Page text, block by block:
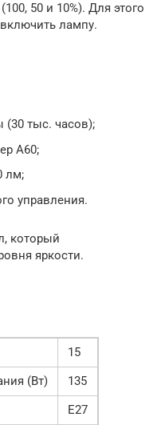
50 и 10%). Для этого
лампу.
(30 тыс. часов);
А60;
лм;
управления.
который
яркости.
15
(Вт)
135
Е27